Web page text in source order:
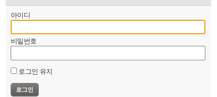
아이디
비밀번호
로그인 유지